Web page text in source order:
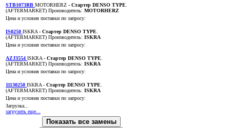
STB1073RB MOTORHERZ - Стартер DENSO TYPE.
(AFTERMARKET) Производитель: MOTORHERZ
Цена и условия поставки по запросу:
IS0250 ISKRA- Стартер DENSO TYPE.
(AFTERMARKET) Производитель: ISKRA
Цена и условия поставки по запросу:
AZJ3554 ISKRA- Стартер DENSO TYPE.
(AFTERMARKET) Производитель: ISKRA
Цена и условия поставки по запросу:
11130250 ISKRA- Стартер DENSO TYPE.
(AFTERMARKET) Производитель: ISKRA
Цена и условия поставки по запросу:
Загрузка...
загрузить еще...
Показать все замены